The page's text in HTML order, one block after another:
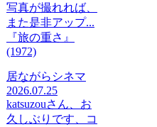
写真が撮れれば、
また是非アップ...
『旅の重さ』
(1972)
居ながらシネマ
2026.07.25
katsuzouさん、お
久しぶりです、コ